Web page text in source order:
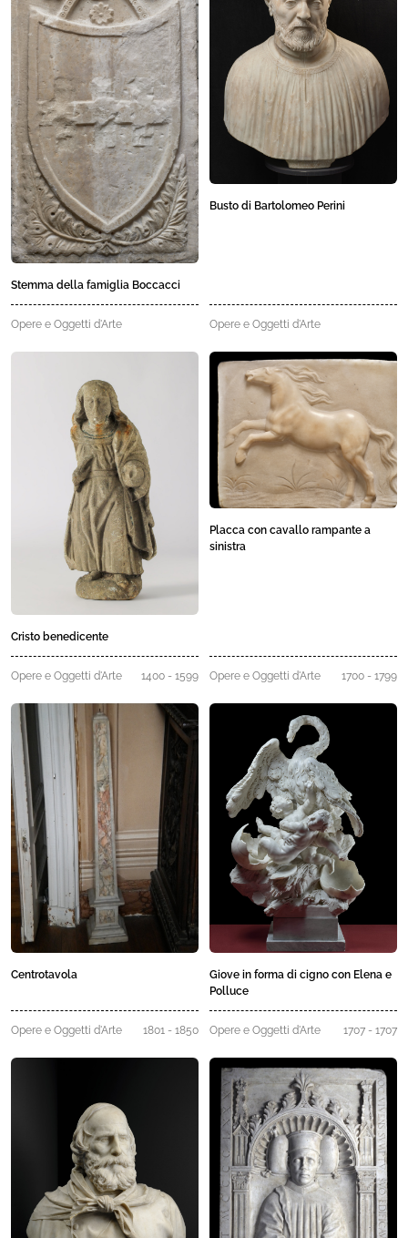
Stemma della famiglia Boccacci
Opere e Oggetti d'Arte
Busto di Bartolomeo Perini
Opere e Oggetti d'Arte
Cristo benedicente
Opere e Oggetti d'Arte 1400 - 1599
Placca con cavallo rampante a
sinistra
Opere e Oggetti d'Arte 1700 - 1799
Centrotavola
Opere e Oggetti d'Arte 1801 - 1850
Giove in forma di cigno con Elena e
Polluce
Opere e Oggetti d'Arte 1707 - 1707